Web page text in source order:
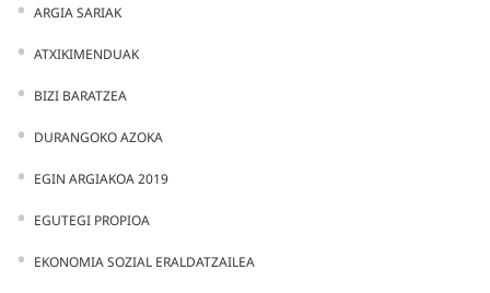
ARGIA SARIAK
ATXIKIMENDUAK
BIZI BARATZEA
DURANGOKO AZOKA
EGIN ARGIAKOA 2019
EGUTEGI PROPIOA
EKONOMIA SOZIAL ERALDATZAILEA